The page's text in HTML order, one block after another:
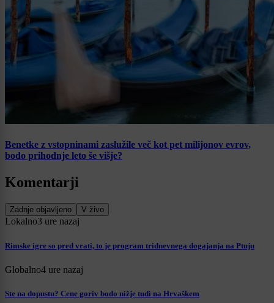
Benetke z vstopninami zaslužile več kot pet milijonov evrov,
bodo prihodnje leto še višje?
Komentarji
Zadnje objavljeno V živo
Lokalno3 ure nazaj
Rimske igre so pred vrati, to je program tridnevnega dogajanja na Ptuju
Globalno4 ure nazaj
Ste na dopustu? Cene goriv bodo nižje tudi na Hrvaškem